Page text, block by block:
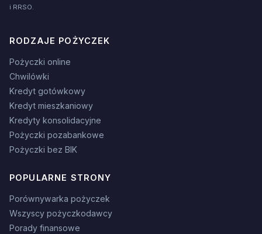
i RRSO.
RODZAJE POŻYCZEK
Pożyczki online
Chwilówki
Kredyt gotówkowy
Kredyt mieszkaniowy
Kredyty konsolidacyjne
Pożyczki pozabankowe
Pożyczki bez BIK
POPULARNE STRONY
Porównywarka pożyczek
Wszyscy pożyczkodawcy
Porady finansowe